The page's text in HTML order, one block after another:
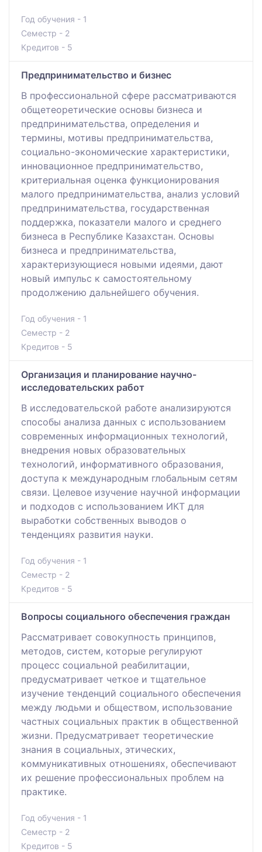
Год обучения - 1
Семестр - 2
Кредитов - 5
Предпринимательство и бизнес
В профессиональной сфере рассматриваются
общетеоретические основы бизнеса и
предпринимательства, определения и
термины, мотивы предпринимательства,
социально-экономические характеристики,
инновационное предпринимательство,
критериальная оценка функционирования
малого предпринимательства, анализ условий
предпринимательства, государственная
поддержка, показатели малого и среднего
бизнеса в Республике Казахстан. Основы
бизнеса и предпринимательства,
характеризующиеся новыми идеями, дают
новый импульс к самостоятельному
продолжению дальнейшего обучения.
Год обучения - 1
Семестр - 2
Кредитов - 5
Организация и планирование научно-
исследовательских работ
В исследовательской работе анализируются
способы анализа данных с использованием
современных информационных технологий,
внедрения новых образовательных
технологий, информативного образования,
доступа к международным глобальным сетям
связи. Целевое изучение научной информации
и подходов с использованием ИКТ для
выработки собственных выводов о
тенденциях развития науки.
Год обучения - 1
Семестр - 2
Кредитов - 5
Вопросы социального обеспечения граждан
Рассматривает совокупность принципов,
методов, систем, которые регулируют
процесс социальной реабилитации,
предусматривает четкое и тщательное
изучение тенденций социального обеспечения
между людьми и обществом, использование
частных социальных практик в общественной
жизни. Предусматривает теоретические
знания в социальных, этических,
коммуникативных отношениях, обеспечивают
их решение профессиональных проблем на
практике.
Год обучения - 1
Семестр - 2
Кредитов - 5